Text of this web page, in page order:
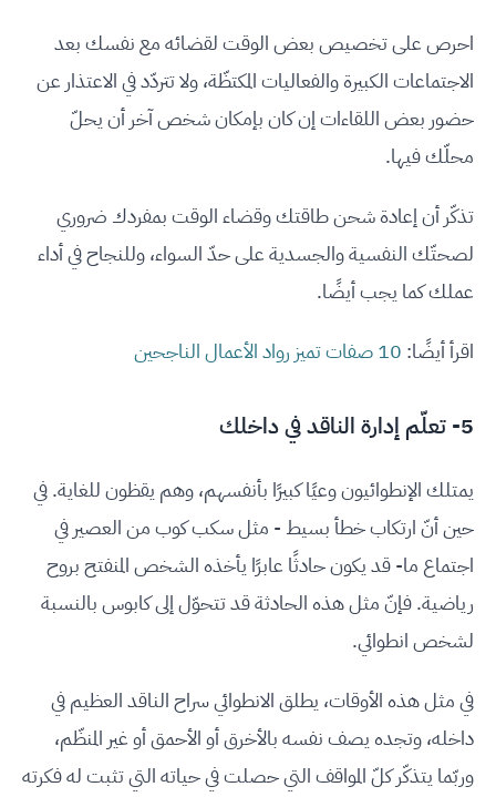
احرص على تخصيص بعض الوقت لقضائه مع نفسك بعد
الاجتماعات الكبيرة والفعاليات المكتظّة، ولا تتردّد في الاعتذار عن
حضور بعض اللقاءات إن كان بإمكان شخص آخر أن يحلّ
محلّك فيها.
تذكّر أن إعادة شحن طاقتك وقضاء الوقت بمفردك ضروري
لصحتّك النفسية والجسدية على حدّ السواء، وللنجاح في أداء
عملك كما يجب أيضًا.
اقرأ أيضًا: 10 صفات تميز رواد الأعمال الناجحين
5- تعلّم إدارة الناقد في داخلك
يمتلك الإنطوائيون وعيًا كبيرًا بأنفسهم، وهم يقظون للغاية. في
حين أنّ ارتكاب خطأ بسيط - مثل سكب كوب من العصير في
اجتماع ما- قد يكون حادثًا عابرًا يأخذه الشخص المنفتح بروح
رياضية. فإنّ مثل هذه الحادثة قد تتحوّل إلى كابوس بالنسبة
لشخص انطوائي.
في مثل هذه الأوقات، يطلق الانطوائي سراح الناقد العظيم في
داخله، وتجده يصف نفسه بالأخرق أو الأحمق أو غير المنظّم،
وربّما يتذكّر كلّ المواقف التي حصلت في حياته التي تثبت له فكرته